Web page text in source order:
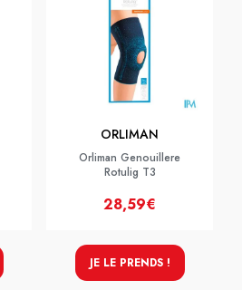
ORLIMAN
Orliman Genouillere
Rotulig T3
28,59€
JE LE PRENDS !